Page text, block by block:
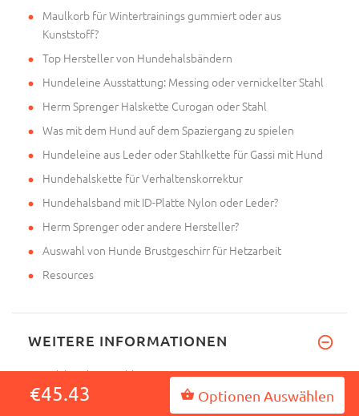
€45.43 Optionen Auswählen
Maulkorb für Wintertrainings gummiert oder aus
Kunststoff?
Top Hersteller von Hundehalsbändern
Hundeleine Ausstattung: Messing oder vernickelter Stahl
Herm Sprenger Halskette Curogan oder Stahl
Was mit dem Hund auf dem Spaziergang zu spielen
Hundeleine aus Leder oder Stahlkette für Gassi mit Hund
Hundehalskette für Verhaltenskorrektur
Hundehalsband mit ID-Platte Nylon oder Leder?
Herm Sprenger oder andere Hersteller?
Auswahl von Hunde Brustgeschirr für Hetzarbeit
Resources
WEITERE INFORMATIONEN
Halsbandsauswahl
Geschirrsausmessen